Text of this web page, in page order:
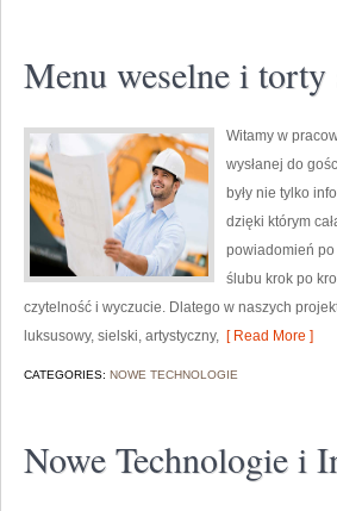
Menu weselne i torty
Witamy w
wysłanej do
były nie tylko
dzięki którym
powiadomień
ślubu krok po
czytelność i wyczucie. Dlatego w naszych
luksusowy, sielski, artystyczny, [ Read More ]
CATEGORIES: NOWE TECHNOLOGIE
Nowe Technologie i